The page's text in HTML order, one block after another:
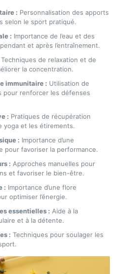
: Personnalisation des apports
selon le sport pratiqué.
: Importance de l’eau et des
et après l’entraînement.
Techniques de relaxation et de
la concentration.
immunitaire : Utilisation de
pour renforcer les défenses
: Pratiques de récupération
yoga et les étirements.
: Importance d’une
pour favoriser la performance.
: Approches manuelles pour
et favoriser le bien-être.
: Importance d’une flore
optimiser l’énergie.
essentielles : Aide à la
et à la détente.
: Techniques pour soulager les